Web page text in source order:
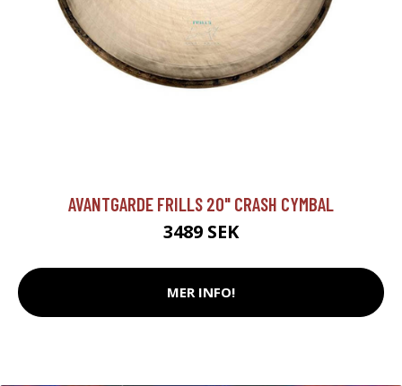
AVANTGARDE FRILLS 20" CRASH CYMBAL
3489 SEK
MER INFO!